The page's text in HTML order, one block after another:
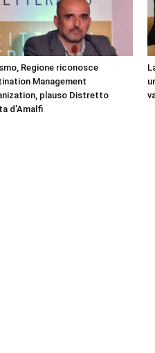
Regione riconosce
Management
plauso Distretto
d’Amalfi